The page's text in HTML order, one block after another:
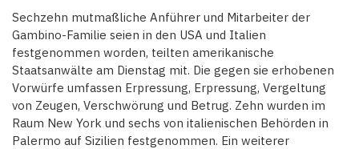
Sechzehn mutmaßliche Anführer und Mitarbeiter der
Gambino-Familie seien in den USA und Italien
festgenommen worden, teilten amerikanische
Staatsanwälte am Dienstag mit. Die gegen sie erhobenen
Vorwürfe umfassen Erpressung, Erpressung, Vergeltung
von Zeugen, Verschwörung und Betrug. Zehn wurden im
Raum New York und sechs von italienischen Behörden in
Palermo auf Sizilien festgenommen. Ein weiterer